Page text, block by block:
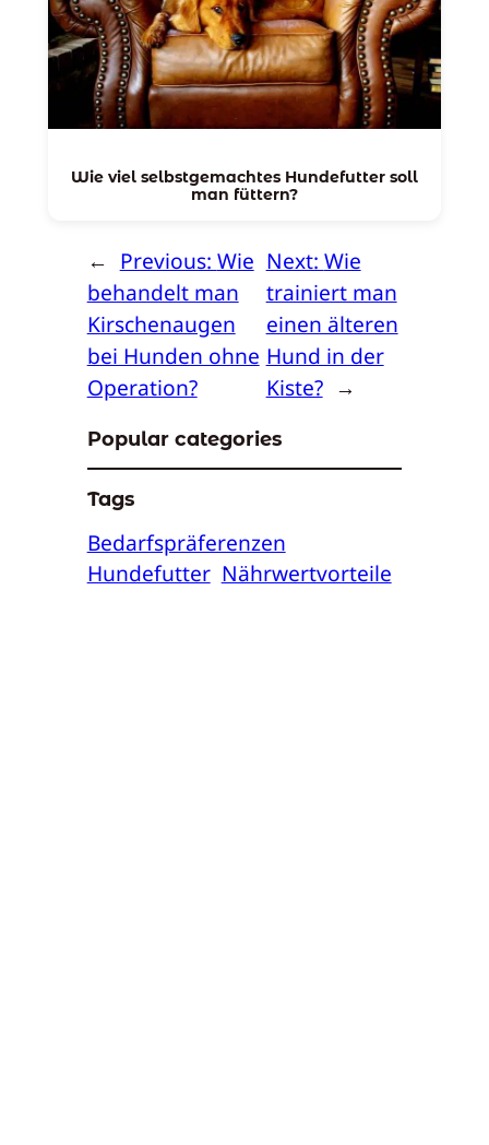
Wie viel selbstgemachtes Hundefutter soll
man füttern?
← Previous: Wie
behandelt man
Kirschenaugen
bei Hunden ohne
Operation?
Next: Wie
trainiert man
einen älteren
Hund in der
Kiste? →
Popular categories
Tags
Bedarfspräferenzen
Hundefutter Nährwertvorteile